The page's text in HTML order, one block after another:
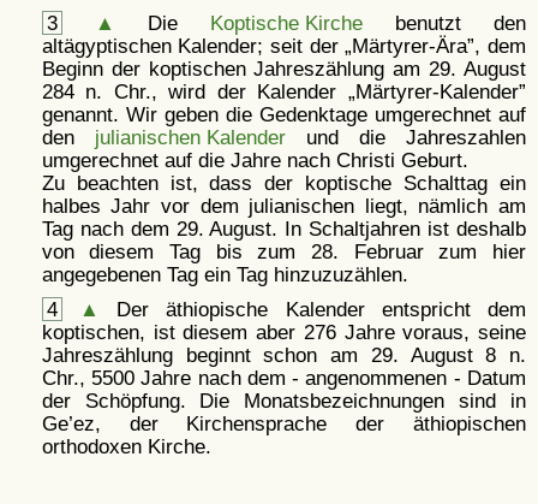
3
▲ Die Koptische Kirchebenutzt den
altägyptischen Kalender; seit der Märtyrer-Ära , dem
Beginn der koptischen Jahreszählung am 29. August
284 n. Chr., wird der Kalender
Märtyrer-Kalender
genannt. Wir geben die Gedenktage umgerechnet auf
den julianischen Kalenderund die Jahreszahlen
umgerechnet auf die Jahre nach Christi Geburt.
Zu beachten ist, dass der koptische Schalttag ein
halbes Jahr vor dem julianischen liegt, nämlich am
Tag nach dem 29. August. In Schaltjahren ist deshalb
von diesem Tag bis zum 28. Februar zum hier
angegebenen Tag ein Tag hinzuzuzählen.
4
▲
Der äthiopische Kalender entspricht dem
koptischen, ist diesem aber 276 Jahre voraus, seine
Jahreszählung beginnt schon am 29. August 8 n.
Chr., 5500 Jahre nach dem - angenommenen - Datum
der Schöpfung. Die Monatsbezeichnungen sind in
Ge’ez, der Kirchensprache der äthiopischen
orthodoxen Kirche.